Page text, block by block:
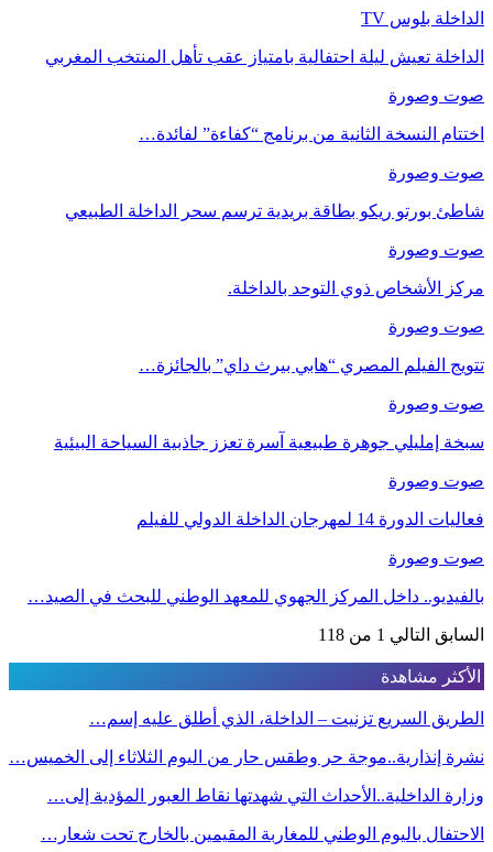
الداخلة بلوس TV
الداخلة تعيش ليلة احتفالية بامتياز عقب تأهل المنتخب المغربي
صوت وصورة
اختتام النسخة الثانية من برنامج “كفاءة” لفائدة…
صوت وصورة
شاطئ بورتو ريكو بطاقة بريدية ترسم سحر الداخلة الطبيعي
صوت وصورة
مركز الأشخاص ذوي التوحد بالداخلة.
صوت وصورة
تتويج الفيلم المصري “هابي بيرث داي” بالجائزة…
صوت وصورة
سبخة إمليلي جوهرة طبيعية آسرة تعزز جاذبية السياحة البيئية
صوت وصورة
فعاليات الدورة 14 لمهرجان الداخلة الدولي للفيلم
صوت وصورة
بالفيديو.. داخل المركز الجهوي للمعهد الوطني للبحث في الصيد…
السابق التالي 1 من 118
الأكثر مشاهدة
الطريق السريع تزنيت – الداخلة، الذي أطلق عليه إسم…
نشرة إنذارية..موجة حر وطقس حار من اليوم الثلاثاء إلى الخميس…
وزارة الداخلية..الأحداث التي شهدتها نقاط العبور المؤدية إلى…
الاحتفال باليوم الوطني للمغاربة المقيمين بالخارج تحت شعار…